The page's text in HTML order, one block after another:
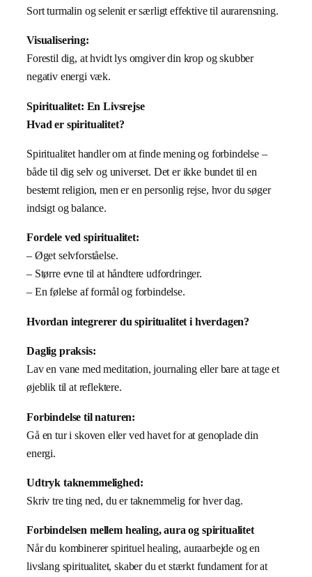
Sort turmalin og selenit er særligt effektive til aurarensning.
Visualisering:
Forestil dig, at hvidt lys omgiver din krop og skubber
negativ energi væk.
Spiritualitet: En Livsrejse
Hvad er spiritualitet?
Spiritualitet handler om at finde mening og forbindelse –
både til dig selv og universet. Det er ikke bundet til en
bestemt religion, men er en personlig rejse, hvor du søger
indsigt og balance.
Fordele ved spiritualitet:
– Øget selvforståelse.
– Større evne til at håndtere udfordringer.
– En følelse af formål og forbindelse.
Hvordan integrerer du spiritualitet i hverdagen?
Daglig praksis:
Lav en vane med meditation, journaling eller bare at tage et
øjeblik til at reflektere.
Forbindelse til naturen:
Gå en tur i skoven eller ved havet for at genoplade din
energi.
Udtryk taknemmelighed:
Skriv tre ting ned, du er taknemmelig for hver dag.
Forbindelsen mellem healing, aura og spiritualitet
Når du kombinerer spirituel healing, auraarbejde og en
livslang spiritualitet, skaber du et stærkt fundament for at